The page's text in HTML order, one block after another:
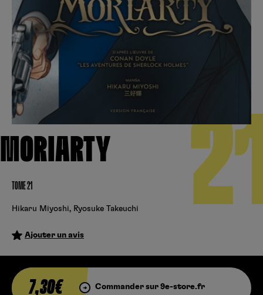
MORIARTY
TOME 21
Hikaru Miyoshi, Ryosuke Takeuchi
Ajouter un avis
7,30€ Commander sur 9e-store.fr
Se connecter
Hunter x Hunter
Fire Force
Black Butler